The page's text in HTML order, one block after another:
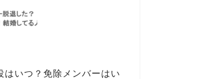
はいつ？免除メンバーはい